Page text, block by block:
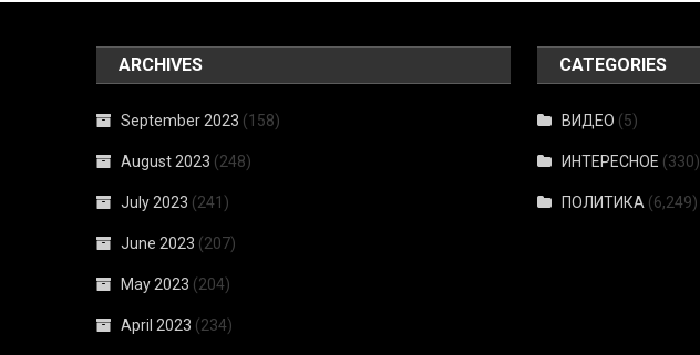
ARCHIVES
September 2023 (158)
August 2023 (248)
July 2023 (241)
June 2023 (207)
May 2023 (204)
April 2023 (234)
CATEGORIES
ВИДЕО (5)
ИНТЕРЕСНОЕ (330)
ПОЛИТИКА (6,249)